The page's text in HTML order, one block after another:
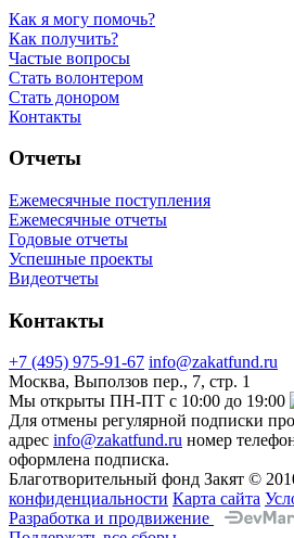
Как я могу помочь?
Как получить?
Частые вопросы
Стать волонтером
Стать донором
Контакты
Отчеты
Ежемесячные поступления
Ежемесячные отчеты
Годовые отчеты
Успешные проекты
Видеотчеты
Контакты
+7 (495) 975-91-67 info@zakatfund.ru
Москва, Выползов пер., 7, стр. 1
Мы открыты ПН-ПТ с 10:00 до 19:00
Для отмены регулярной подписки
адрес info@zakatfund.ru номер
оформлена подписка.
Благотворительный фонд Закят ©
конфиденциальности Карта сайта
Разработка и продвижение